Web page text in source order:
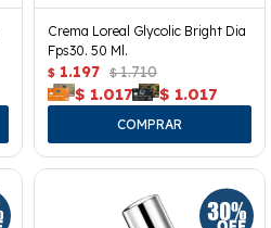
Crema Loreal Glycolic Bright Dia
Fps30. 50 Ml.
$ 1.197 $ 1.710
$ 1.017 $ 1.017